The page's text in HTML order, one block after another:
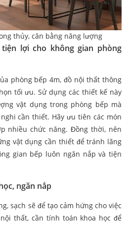
thủy, cân bằng năng lượng
lợi cho không gian phòng
phòng bếp 4m, đồ nội thất thông
tối ưu. Sử dụng các thiết kế này
vật dụng trong phòng bếp mà
cần thiết. Hãy ưu tiên các món
nhiều chức năng. Đồng thời, nên
vật dụng cần thiết để tránh lãng
gian bếp luôn ngăn nắp và tiện
ngăn nắp
sạch sẽ để tạo cảm hứng cho việc
thất, cần tính toán khoa học để